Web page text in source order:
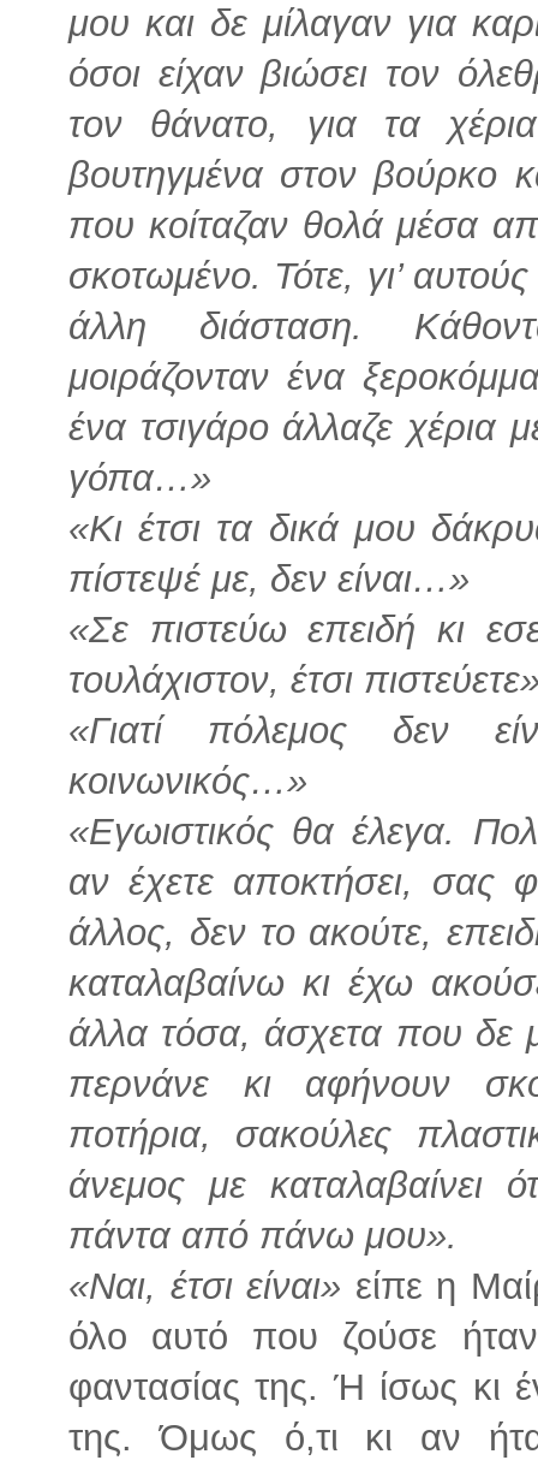
μου και δε μίλαγαν για
όσοι είχαν βιώσει τον
τον θάνατο, για τα
βουτηγμένα στον βούρκο
που κοίταζαν θολά μέσα
σκοτωμένο. Τότε, γι’
άλλη διάσταση.
μοιράζονταν ένα
ένα τσιγάρο άλλαζε χέρια
γόπα…»
«Κι έτσι τα δικά μου
πίστεψέ με, δεν είναι…»
«Σε πιστεύω επειδή κι
τουλάχιστον, έτσι
«Γιατί πόλεμος δεν
κοινωνικός…»
«Εγωιστικός θα έλεγα.
αν έχετε αποκτήσει, σας
άλλος, δεν το ακούτε,
καταλαβαίνω κι έχω
άλλα τόσα, άσχετα που δε
περνάνε κι αφήνουν
ποτήρια, σακούλες
άνεμος με καταλαβαίνει
πάντα από πάνω μου».
«Ναι, έτσι είναι» είπε η
όλο αυτό που ζούσε
φαντασίας της. Ή ίσως κι
της. Όμως ό,τι κι αν